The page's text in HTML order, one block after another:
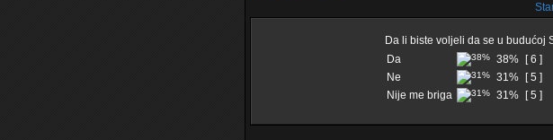
Da li biste voljeli da se u budućoj
Da
38%
[ 6 ]
Ne
31%
[ 5 ]
Nije me briga
31% [ 5 ]